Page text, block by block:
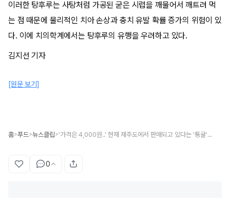
이러한 탕후루는 사탕처럼 가공된 굳은 시럽을 깨물어서 깨트려 먹
는 점 때문에 물리적인 치아 손상과 충치 유발 확률 증가의 위험이 있
다. 이에 치의학계에서는 탕후루의 유행을 우려하고 있다.
김지선 기자
[원문 보기]
홈>푸드>뉴스클립> '가격은 4,000원..' 현재 제주도에서 판매되고 있다는 '통귤' 탕후루 놀라운 비주얼
0